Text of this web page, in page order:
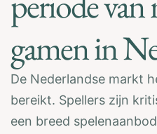
gamen in
De Nederlandse markt
bereikt. Spellers zijn
een breed